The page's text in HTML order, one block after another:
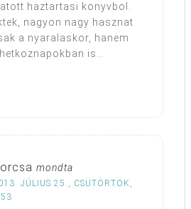
haztartasi konyvbol.
nagyon nagy hasznat
a nyaralaskor, hanem
is…
mondta
JÚLIUS 25., CSÜTÖRTÖK,